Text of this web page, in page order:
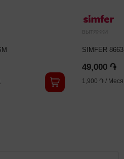
ВЫТЯЖКИ
SIMFER
49,000 ֏
1,900 ֏ /